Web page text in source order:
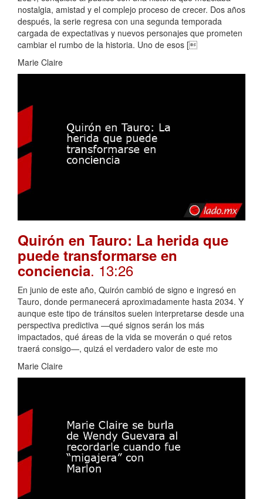
nostalgia, amistad y el complejo proceso de crecer. Dos años
después, la serie regresa con una segunda temporada
cargada de expectativas y nuevos personajes que prometen
cambiar el rumbo de la historia. Uno de esos [
Marie Claire
Quirón en Tauro: La herida que
puede transformarse en
conciencia. 13:26
En junio de este año, Quirón cambió de signo e ingresó en
Tauro, donde permanecerá aproximadamente hasta 2034. Y
aunque este tipo de tránsitos suelen interpretarse desde una
perspectiva predictiva —qué signos serán los más
impactados, qué áreas de la vida se moverán o qué retos
traerá consigo—, quizá el verdadero valor de este mo
Marie Claire